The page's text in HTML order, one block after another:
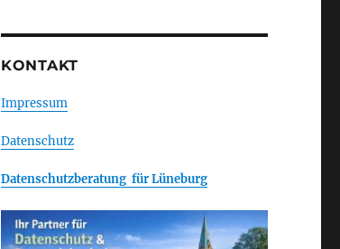
KONTAKT
Impressum
Datenschutz
Datenschutzberatung für Lüneburg